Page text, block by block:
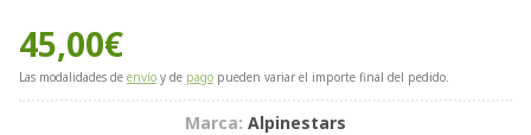
45,00€
Las modalidades de envío y de pago pueden variar el importe final del pedido.
Marca: Alpinestars